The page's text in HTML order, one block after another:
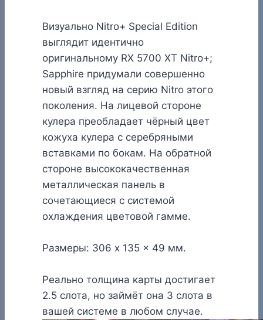
Визуально Nitro+ Special Edition
выглядит идентично
оригинальному RX 5700 XT Nitro+;
Sapphire придумали совершенно
новый взгляд на серию Nitro этого
поколения. На лицевой стороне
кулера преобладает чёрный цвет
кожуха кулера с серебряными
вставками по бокам. На обратной
стороне высококачественная
металлическая панель в
сочетающиеся с системой
охлаждения цветовой гамме.
Размеры: 306 x 135 x 49 мм.
Реально толщина карты достигает
2.5 слота, но займёт она 3 слота в
вашей системе в любом случае.